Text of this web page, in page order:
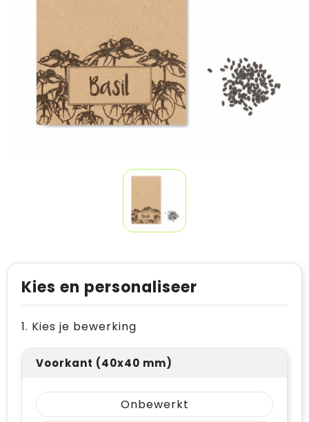
Kies en personaliseer
1. Kies je bewerking
Voorkant (40x40 mm)
Onbewerkt